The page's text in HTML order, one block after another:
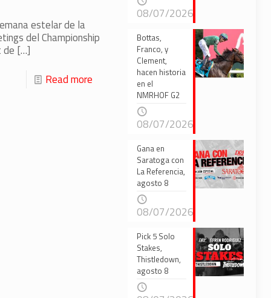
estelar de la
del Championship
de […]
Read more
08/07/2026
Bottas,
Franco, y
Clement,
hacen historia
en el
NMRHOF G2
08/07/2026
Gana en
Saratoga con
La Referencia,
agosto 8
08/07/2026
Pick 5 Solo
Stakes,
Thistledown,
agosto 8